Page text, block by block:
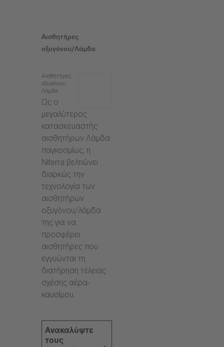
Αισθητήρες
οξυγόνου/Λάμδα
Αισθητήρες
οξυγόνου/
Λάμδα
Ως ο
μεγαλύτερος
κατασκευαστής
αισθητήρων Λάμδα
παγκοσμίως, η
Niterra βελτιώνει
διαρκώς την
τεχνολογία των
αισθητήρων
οξυγόνου/λάμδα
της για να
προσφέρει
αισθητήρες που
εγγυώνται τη
διατήρηση τέλειας
σχέσης αέρα-
καυσίμου.
Ανακαλύψτε
τους